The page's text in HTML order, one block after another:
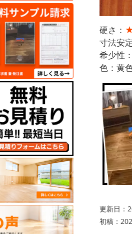
硬さ：
寸法安
希少性：
色：黄
更新日：
初稿：